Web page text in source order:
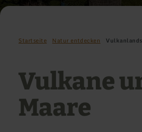
Startseite Natur entdecken
Vulkane
Maare